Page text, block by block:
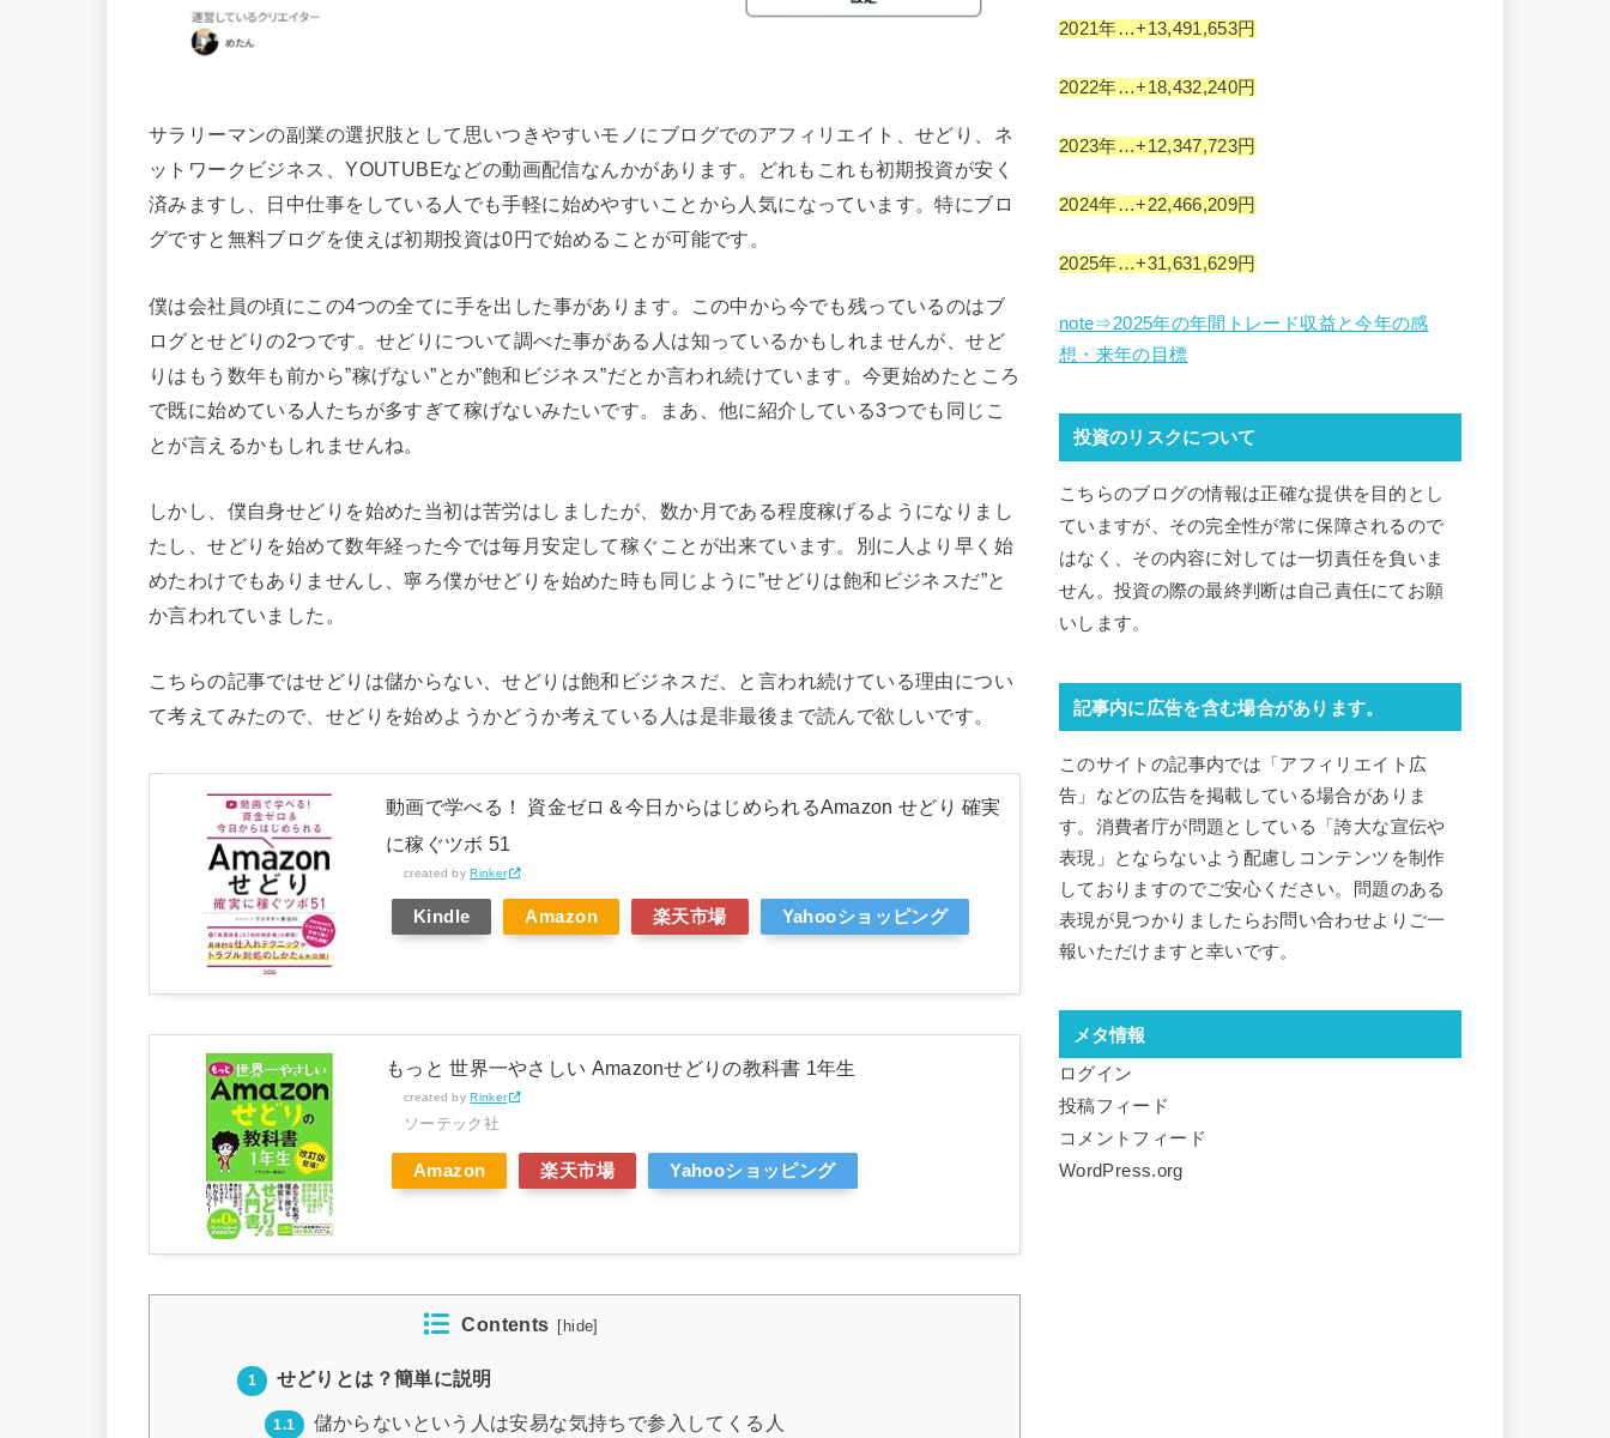
サラリーマンの副業の選択肢として思いつきやすいモノにブログでのアフィリエイト、せどり、ネ
ットワークビジネス、YOUTUBEなどの動画配信なんかがあります。どれもこれも初期投資が安く
済みますし、日中仕事をしている人でも手軽に始めやすいことから人気になっています。特にブロ
グですと無料ブログを使えば初期投資は0円で始めることが可能です。
僕は会社員の頃にこの4つの全てに手を出した事があります。この中から今でも残っているのはブ
ログとせどりの2つです。せどりについて調べた事がある人は知っているかもしれませんが、せど
りはもう数年も前から”稼げない”とか”飽和ビジネス”だとか言われ続けています。今更始めたところ
で既に始めている人たちが多すぎて稼げないみたいです。まあ、他に紹介している3つでも同じこ
とが言えるかもしれませんね。
しかし、僕自身せどりを始めた当初は苦労はしましたが、数か月である程度稼げるようになりまし
たし、せどりを始めて数年経った今では毎月安定して稼ぐことが出来ています。別に人より早く始
めたわけでもありませんし、寧ろ僕がせどりを始めた時も同じように”せどりは飽和ビジネスだ”と
か言われていました。
こちらの記事ではせどりは儲からない、せどりは飽和ビジネスだ、と言われ続けている理由につい
て考えてみたので、せどりを始めようかどうか考えている人は是非最後まで読んで欲しいです。
動画で学べる！ 資金ゼロ＆今日からはじめられるAmazon せどり 確実
に稼ぐツボ 51
created byRinker
Kindle Amazon 楽天市場 Yahooショッピング
もっと 世界一やさしい Amazonせどりの教科書 1年生
created byRinker
ソーテック社
Amazon 楽天市場 Yahooショッピング
Contents hide
1 せどりとは？簡単に説明
1.1 儲からないという人は安易な気持ちで参入してくる人
2021年…+13,491,653円
2022年…+18,432,240円
2023年…+12,347,723円
2024年…+22,466,209円
2025年…+31,631,629円
note⇒2025年の年間トレード収益と今年の感
想・来年の目標
投資のリスクについて
こちらのブログの情報は正確な提供を目的とし
ていますが、その完全性が常に保障されるので
はなく、その内容に対しては一切責任を負いま
せん。投資の際の最終判断は自己責任にてお願
いします。
記事内に広告を含む場合があります。
このサイトの記事内では「アフィリエイト広
告」などの広告を掲載している場合がありま
す。消費者庁が問題としている「誇大な宣伝や
表現」とならないよう配慮しコンテンツを制作
しておりますのでご安心ください。問題のある
表現が見つかりましたらお問い合わせよりご一
報いただけますと幸いです。
メタ情報
ログイン
投稿フィード
コメントフィード
WordPress.org